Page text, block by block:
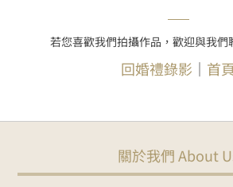
若您喜歡我們拍攝作品，歡迎與我們
回婚禮錄影 ｜ 首
關於我們 About